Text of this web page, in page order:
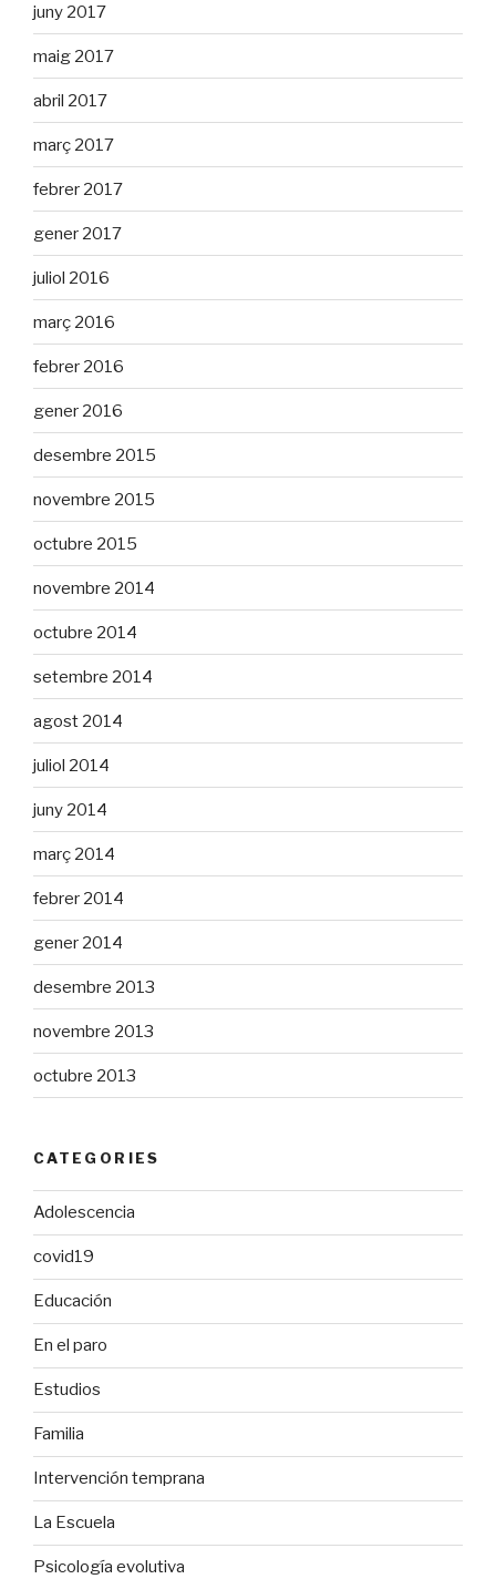
juny 2017
maig 2017
abril 2017
març 2017
febrer 2017
gener 2017
juliol 2016
març 2016
febrer 2016
gener 2016
desembre 2015
novembre 2015
octubre 2015
novembre 2014
octubre 2014
setembre 2014
agost 2014
juliol 2014
juny 2014
març 2014
febrer 2014
gener 2014
desembre 2013
novembre 2013
octubre 2013
CATEGORIES
Adolescencia
covid19
Educación
En el paro
Estudios
Familia
Intervención temprana
La Escuela
Psicología evolutiva